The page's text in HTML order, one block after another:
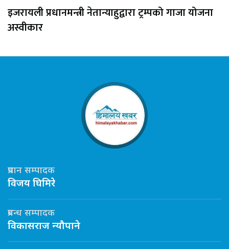
इजरायली प्रधानमन्त्री नेतान्याहुद्वारा ट्रम्पको गाजा योजना
अस्वीकार
प्रधान सम्पादक
विजय घिमिरे
प्रबन्ध सम्पादक
विकासराज न्यौपाने